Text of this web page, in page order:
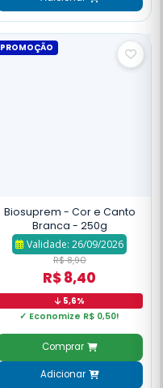
PROMOÇÃO
Biosuprem - Cor e Canto
Branca - 250g
Validade: 26/09/2026
R$ 8,90
R$ 8,40
5,6%
✓ Economize R$ 0,50!
Comprar
Adicionar